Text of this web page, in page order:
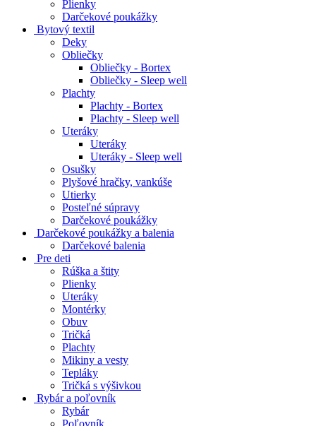
Plienky
Darčekové poukážky
Bytový textil
Deky
Obliečky
Obliečky - Bortex
Obliečky - Sleep well
Plachty
Plachty - Bortex
Plachty - Sleep well
Uteráky
Uteráky
Uteráky - Sleep well
Osušky
Plyšové hračky, vankúše
Utierky
Posteľné súpravy
Darčekové poukážky
Darčekové poukážky a balenia
Darčekové balenia
Pre deti
Rúška a štity
Plienky
Uteráky
Montérky
Obuv
Tričká
Plachty
Mikiny a vesty
Tepláky
Tričká s výšivkou
Rybár a poľovník
Rybár
Poľovník